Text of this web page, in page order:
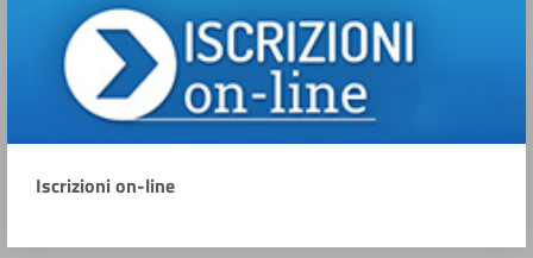
Iscrizioni on-line